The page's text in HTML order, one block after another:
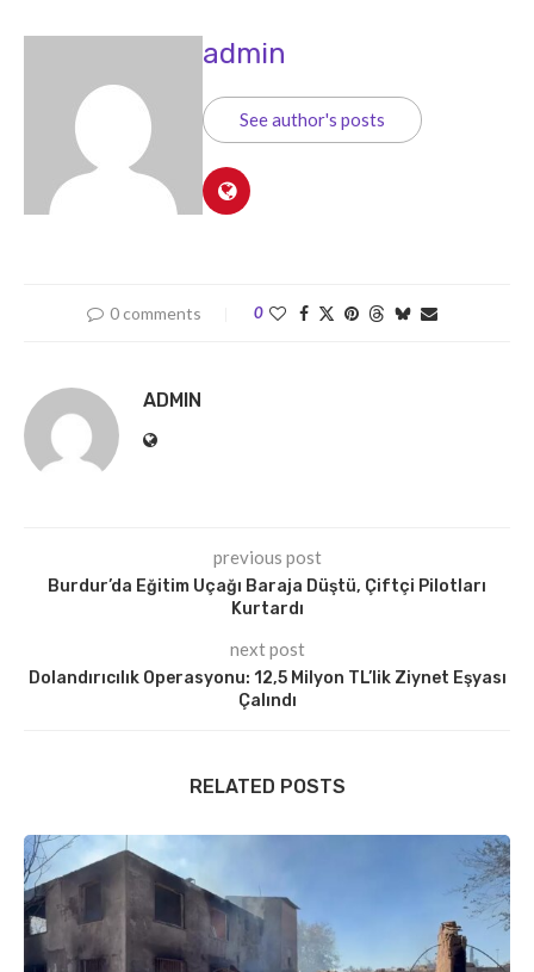
admin
See author's posts
0 comments 0
ADMIN
previous post
Burdur’da Eğitim Uçağı Baraja Düştü, Çiftçi Pilotları
Kurtardı
next post
Dolandırıcılık Operasyonu: 12,5 Milyon TL’lik Ziynet Eşyası
Çalındı
RELATED POSTS